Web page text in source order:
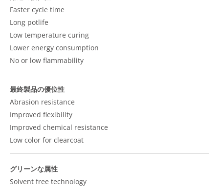
Faster cycle time
Long potlife
Low temperature curing
Lower energy consumption
No or low flammability
最終製品の優位性
Abrasion resistance
Improved flexibility
Improved chemical resistance
Low color for clearcoat
グリーンな属性
Solvent free technology